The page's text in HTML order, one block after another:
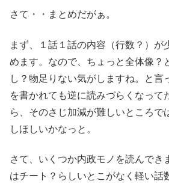
さて・・まとめだがぁ。
まず、１話１話の内容（行数？）が
めます。なので、ちょっと全体像？
し？物足りない気がしますね。と言
を書かれても逆に読みづらくなって
ら、そのさじ加減が難しいところで
しほしいかなっと。
さて、いくつか内政モノを読んでき
はチート？らしいとこがなく軽い話